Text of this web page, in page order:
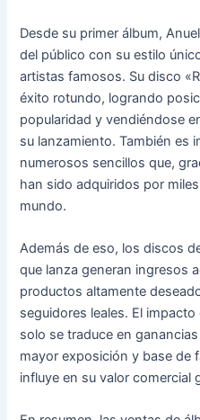
Desde su primer álbum,
del público con su estilo
artistas famosos. Su disco
éxito rotundo, logrando
popularidad y vendiéndose
su lanzamiento. También es
numerosos sencillos que,
han sido adquiridos por
mundo.
Además de eso, los discos
que lanza generan ingresos
productos altamente
seguidores leales. El
solo se traduce en
mayor exposición y base de
influye en su valor comercial